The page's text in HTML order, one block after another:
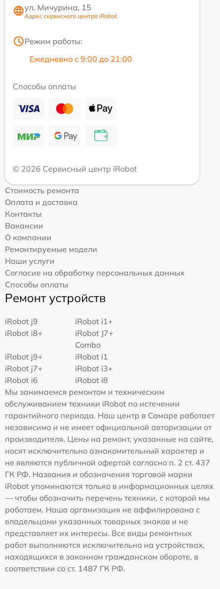
ул. Мичурина, 15
Адрес сервисного центра iRobot
Режим работы:
Ежедневно с 9:00 до 21:00
Способы оплаты
© 2026 Сервисный центр iRobot
Стоимость ремонта
Оплата и доставка
Контакты
Вакансии
О компании
Ремонтируемые модели
Наши услуги
Согласие на обработку персональных данных
Способы оплаты
Ремонт устройств
iRobot j9
iRobot i1+
iRobot i8+
iRobot J7+
Combo
iRobot j9+
iRobot i1
iRobot j7+
iRobot i3+
iRobot i6
iRobot i8
Мы занимаемся ремонтом и техническим
обслуживанием техники iRobot по истечении
гарантийного периода. Наш центр в Самаре работает
независимо и не имеет официальной авторизации от
производителя. Цены на ремонт, указанные на сайте,
носят исключительно ознакомительный характер и
не являются публичной офертой согласно п. 2 ст. 437
ГК РФ. Названия и обозначения торговой марки
iRobot упоминаются только в информационных целях
— чтобы обозначить перечень техники, с которой мы
работаем. Наша организация не аффилирована с
владельцами указанных товарных знаков и не
представляет их интересы. Все виды ремонтных
работ выполняются исключительно на устройствах,
находящихся в законном гражданском обороте, в
соответствии со ст. 1487 ГК РФ.